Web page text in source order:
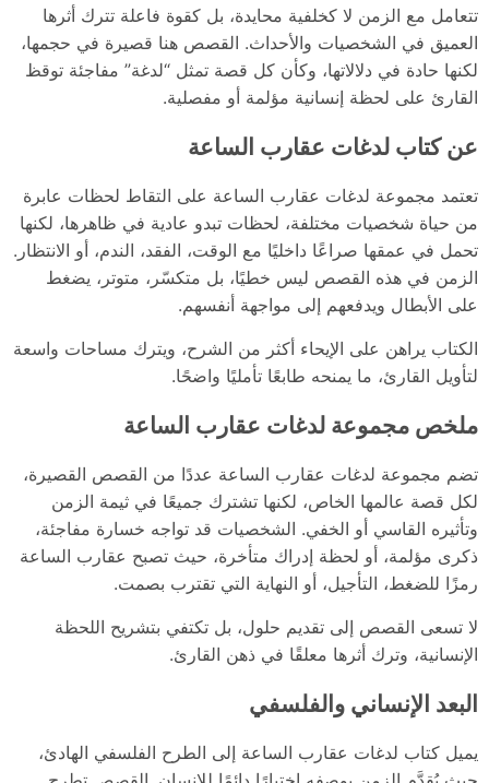
تتعامل مع الزمن لا كخلفية محايدة، بل كقوة فاعلة تترك أثرها
العميق في الشخصيات والأحداث. القصص هنا قصيرة في حجمها،
لكنها حادة في دلالاتها، وكأن كل قصة تمثل “لدغة” مفاجئة توقظ
القارئ على لحظة إنسانية مؤلمة أو مفصلية.
عن كتاب لدغات عقارب الساعة
تعتمد مجموعة لدغات عقارب الساعة على التقاط لحظات عابرة
من حياة شخصيات مختلفة، لحظات تبدو عادية في ظاهرها، لكنها
تحمل في عمقها صراعًا داخليًا مع الوقت، الفقد، الندم، أو الانتظار.
الزمن في هذه القصص ليس خطيًا، بل متكسّر، متوتر، يضغط
على الأبطال ويدفعهم إلى مواجهة أنفسهم.
الكتاب يراهن على الإيحاء أكثر من الشرح، ويترك مساحات واسعة
لتأويل القارئ، ما يمنحه طابعًا تأمليًا واضحًا.
ملخص مجموعة لدغات عقارب الساعة
تضم مجموعة لدغات عقارب الساعة عددًا من القصص القصيرة،
لكل قصة عالمها الخاص، لكنها تشترك جميعًا في ثيمة الزمن
وتأثيره القاسي أو الخفي. الشخصيات قد تواجه خسارة مفاجئة،
ذكرى مؤلمة، أو لحظة إدراك متأخرة، حيث تصبح عقارب الساعة
رمزًا للضغط، التأجيل، أو النهاية التي تقترب بصمت.
لا تسعى القصص إلى تقديم حلول، بل تكتفي بتشريح اللحظة
الإنسانية، وترك أثرها معلقًا في ذهن القارئ.
البعد الإنساني والفلسفي
يميل كتاب لدغات عقارب الساعة إلى الطرح الفلسفي الهادئ،